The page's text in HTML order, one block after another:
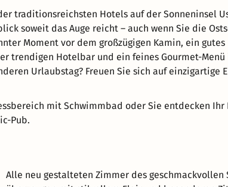
traditionsreichsten Hotels auf der Sonneninsel
soweit das Auge reicht – auch wenn Sie die
Moment vor dem großzügigen Kamin, ein gutes
trendigen Hotelbar und ein feines Gourmet-Menü
Urlaubstag? Freuen Sie sich auf einzigartige
mit Schwimmbad oder Sie entdecken
Pub.
Alle neu gestalteten Zimmer des geschmackvollen